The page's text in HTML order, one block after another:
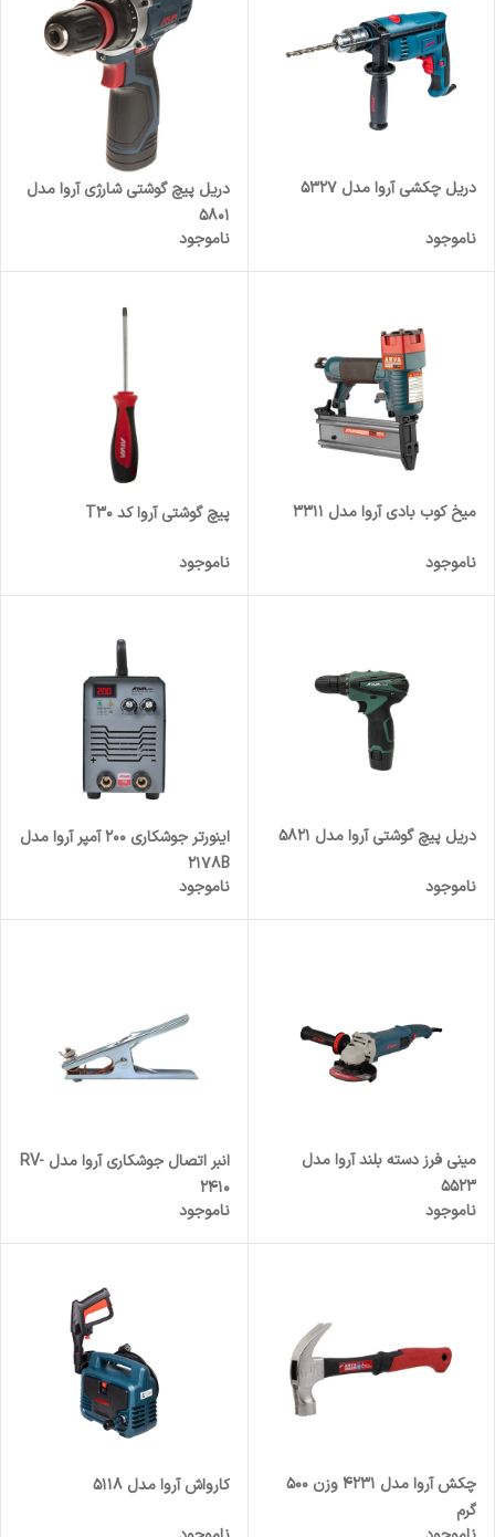
دریل چکشی آروا مدل 5327
ناموجود
دریل پیچ گوشتی شارژی آروا مدل
5801
ناموجود
میخ کوب بادی آروا مدل 3311
ناموجود
پیچ گوشتی آروا کد T30
ناموجود
دریل پیچ گوشتی آروا مدل 5821
ناموجود
اینورتر جوشکاری 200 آمپر آروا مدل
2178B
ناموجود
مینی فرز دسته بلند آروا مدل
5523
ناموجود
انبر اتصال جوشکاری آروا مدل RV-
2410
ناموجود
چکش آروا مدل 4231 وزن 500
گرم
کارواش آروا مدل 5118